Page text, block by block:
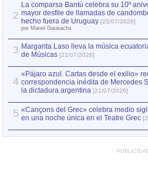
2
La comparsa Bantú celebra su 10º
mayor desfile de llamadas de
hecho fuera de Uruguay [25/07/2026]
por Manel Gausachs
3 Margarita Laso lleva la música
de Músicas [22/07/2026]
4
«Pájaro azul. Cartas desde el exilio»
correspondencia inédita de Mercedes
la dictadura argentina [21/07/2026]
5 «Cançons del Grec» celebra medio
en una noche única en el Teatre Grec